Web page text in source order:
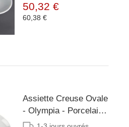
50,32 €
60,38 €
Assiette Creuse Ovale
- Olympia - Porcelaine
Blanche - 365mm - 2